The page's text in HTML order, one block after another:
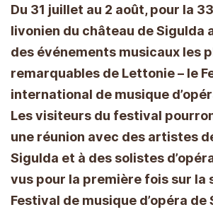
Du 31 juillet au 2 août, pour la
livonien du château de Sigulda
des événements musicaux les
remarquables de Lettonie – le
international de musique
Les visiteurs du festival
une réunion avec des artistes
Sigulda et à des solistes
vus pour la première fois sur la
Festival de musique d’opéra de